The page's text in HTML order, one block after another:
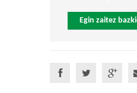
Egin zaitez